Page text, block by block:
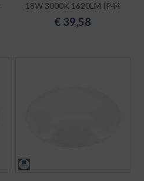
18W 3000K 1620LM IP44
€ 39,58